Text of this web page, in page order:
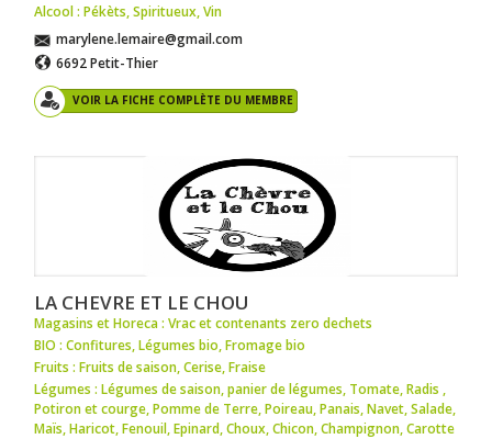
Alcool : Pékèts,Spiritueux,Vin
marylene.lemaire@gmail.com
6692 Petit-Thier
VOIR LA FICHE COMPLÈTE DU MEMBRE
LA CHEVRE ET LE CHOU
Magasins et Horeca : Vrac et contenants zero dechets
BIO : Confitures,Légumes bio,Fromage bio
Fruits : Fruits de saison,Cerise,Fraise
Légumes : Légumes de saison,panier de légumes, Tomate,Radis ,
Potiron et courge,Pomme de Terre,Poireau,Panais,Navet,Salade,
Maïs,Haricot,Fenouil,Epinard,Choux,Chicon,Champignon,Carotte